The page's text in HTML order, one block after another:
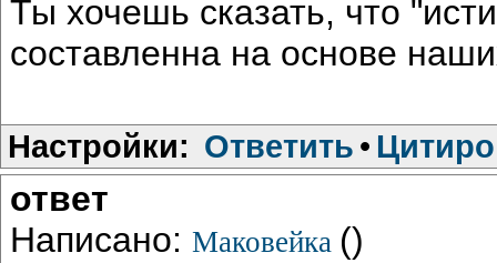
Ты хочешь сказать, что
составленна на основе
Настройки: Ответить •
ответ
Написано: Маковейка ()